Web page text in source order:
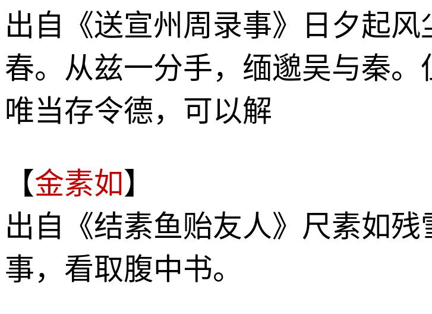
出自《送宣州周录事》日夕起
春。从兹一分手，缅邈吴与秦。
唯当存令德，可以解
【金素如】
出自《结素鱼贻友人》尺素如
事，看取腹中书。